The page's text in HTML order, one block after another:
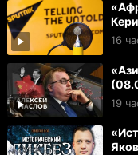
16
19